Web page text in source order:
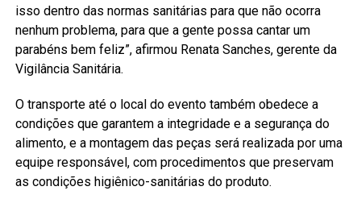
isso dentro das normas sanitárias para que não ocorra
nenhum problema, para que a gente possa cantar um
parabéns bem feliz”, afirmou Renata Sanches, gerente da
Vigilância Sanitária.
O transporte até o local do evento também obedece a
condições que garantem a integridade e a segurança do
alimento, e a montagem das peças será realizada por uma
equipe responsável, com procedimentos que preservam
as condições higiênico-sanitárias do produto.